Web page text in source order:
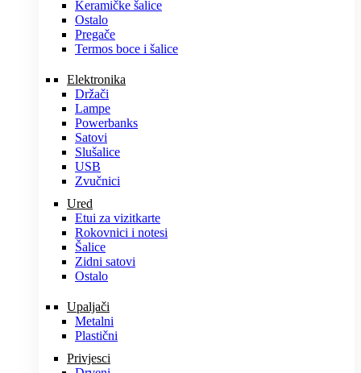
Keramičke šalice
Ostalo
Pregače
Termos boce i šalice
Elektronika
Držači
Lampe
Powerbanks
Satovi
Slušalice
USB
Zvučnici
Ured
Etui za vizitkarte
Rokovnici i notesi
Šalice
Zidni satovi
Ostalo
Upaljači
Metalni
Plastični
Privjesci